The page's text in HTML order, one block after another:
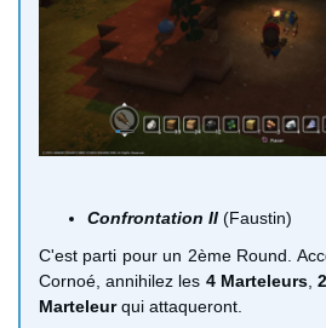
Confrontation II (Faustin)
C'est parti pour un 2ème Round.
Cornoé, annihilez les 4 Marteleurs,
Marteleurqui attaqueront.